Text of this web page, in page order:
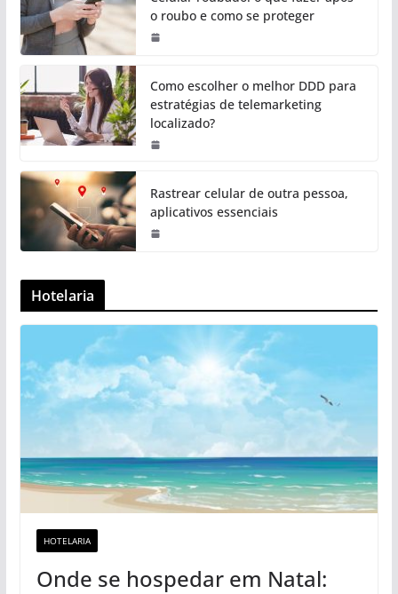
o roubo e como se proteger
Como escolher o melhor DDD para
estratégias de telemarketing
localizado?
Rastrear celular de outra pessoa,
aplicativos essenciais
Hotelaria
HOTELARIA
Onde se hospedar em Natal: